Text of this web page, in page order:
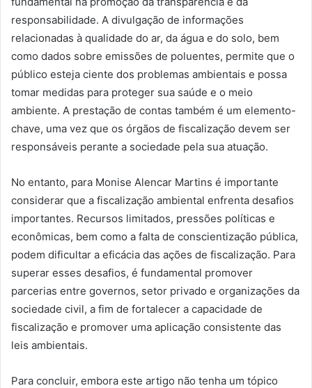
responsabilidade. A divulgação de informações
relacionadas à qualidade do ar, da água e do solo, bem
como dados sobre emissões de poluentes, permite que o
público esteja ciente dos problemas ambientais e possa
tomar medidas para proteger sua saúde e o meio
ambiente. A prestação de contas também é um elemento-
chave, uma vez que os órgãos de fiscalização devem ser
responsáveis ​​perante a sociedade pela sua atuação.
No entanto, para Monise Alencar Martins é importante
considerar que a fiscalização ambiental enfrenta desafios
importantes. Recursos limitados, pressões políticas e
econômicas, bem como a falta de conscientização pública,
podem dificultar a eficácia das ações de fiscalização. Para
superar esses desafios, é fundamental promover
parcerias entre governos, setor privado e organizações da
sociedade civil, a fim de fortalecer a capacidade de
fiscalização e promover uma aplicação consistente das
leis ambientais.
Para concluir, embora este artigo não tenha um tópico